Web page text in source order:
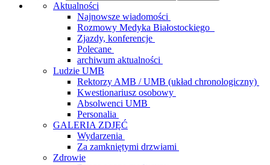
Aktualności
Najnowsze wiadomości
Rozmowy Medyka Białostockiego
Zjazdy, konferencje
Polecane
archiwum aktualności
Ludzie UMB
Rektorzy AMB / UMB (układ chronologiczny)
Kwestionariusz osobowy
Absolwenci UMB
Personalia
GALERIA ZDJĘĆ
Wydarzenia
Za zamkniętymi drzwiami
Zdrowie